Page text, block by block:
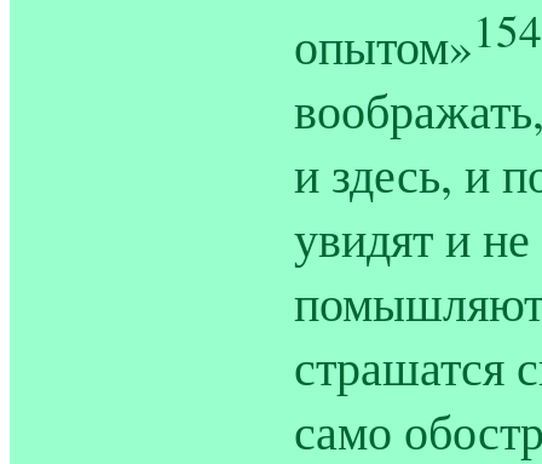
опытом»154
и здесь, и
увидят и
страшатся
само